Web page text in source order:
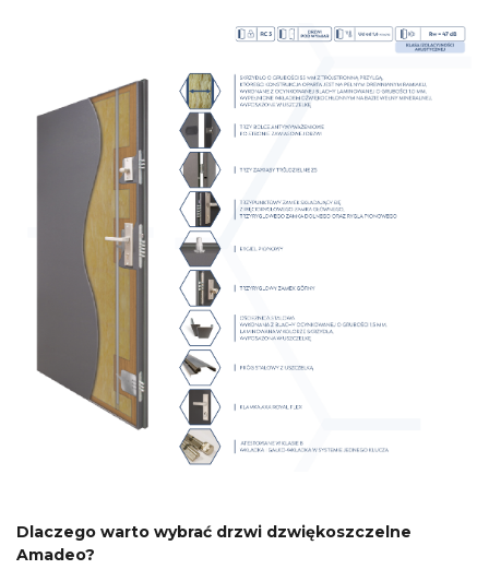
Dlaczego warto wybrać drzwi dzwiękoszczelne
Amadeo?